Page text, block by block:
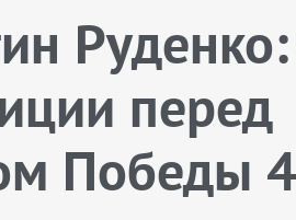
Руденко:
перед
Победы